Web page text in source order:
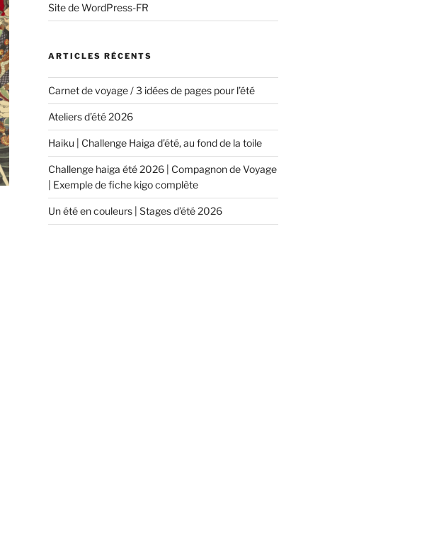
Site de WordPress-FR
ARTICLES RÉCENTS
Carnet de voyage / 3 idées de pages pour l’été
Ateliers d’été 2026
Haiku | Challenge Haiga d’été, au fond de la toile
Challenge haiga été 2026 | Compagnon de Voyage
| Exemple de fiche kigo complète
Un été en couleurs | Stages d’été 2026